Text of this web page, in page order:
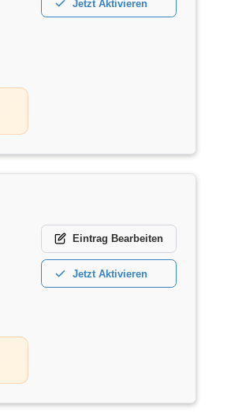
Jetzt Aktivieren
Eintrag Bearbeiten
Jetzt Aktivieren